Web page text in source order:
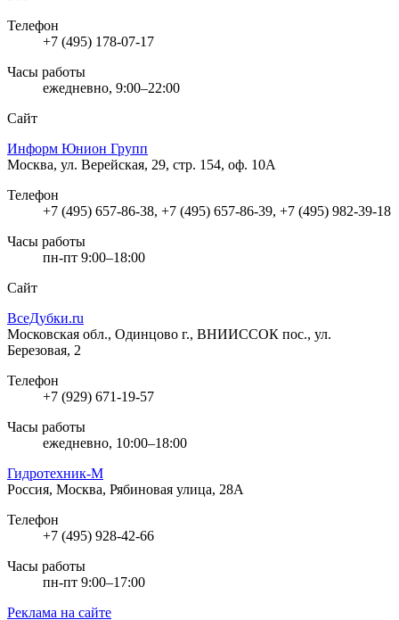
Телефон
+7 (495) 178-07-17
Часы работы
ежедневно, 9:00–22:00
Сайт
Информ Юнион Групп
Москва, ул. Верейская, 29, стр. 154, оф. 10А
Телефон
+7 (495) 657-86-38, +7 (495) 657-86-39, +7 (495) 982-39-18
Часы работы
пн-пт 9:00–18:00
Сайт
ВсеДубки.ru
Московская обл., Одинцово г., ВНИИССОК пос., ул.
Березовая, 2
Телефон
+7 (929) 671-19-57
Часы работы
ежедневно, 10:00–18:00
Гидротехник-М
Россия, Москва, Рябиновая улица, 28А
Телефон
+7 (495) 928-42-66
Часы работы
пн-пт 9:00–17:00
Реклама на сайте